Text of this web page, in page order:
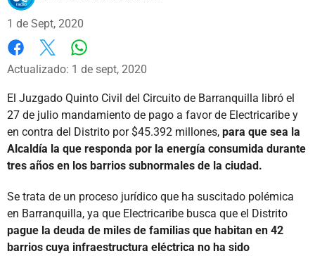
1 de Sept, 2020
Facebook
X
Actualizado: 1 de sept, 2020
El Juzgado Quinto Civil del Circuito de Barranquilla libró el
27 de julio mandamiento de pago a favor de Electricaribe y
en contra del Distrito por $45.392 millones, para que sea la
Alcaldía la que responda por la energía consumida durante
tres años en los barrios subnormales de la ciudad.
Se trata de un proceso jurídico que ha suscitado polémica
en Barranquilla, ya que Electricaribe busca que el Distrito
pague la deuda de miles de familias que habitan en 42
barrios cuya infraestructura eléctrica no ha sido